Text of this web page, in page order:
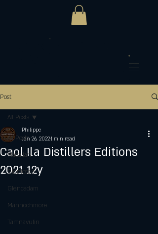
Post
All Posts
Macallan
Glenlossie
Glencadam
Mannochmore
Tamnavulin
All Posts
Caol Ila Distillers Editions
2021 12y
Philippe
Jan 26, 20221 min read